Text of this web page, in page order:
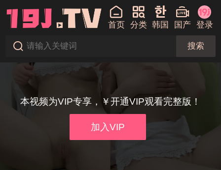
首页 分类 韩国 国产 登录
搜索
本视频为VIP专享，￥开通VIP观看完整版！
加入VIP